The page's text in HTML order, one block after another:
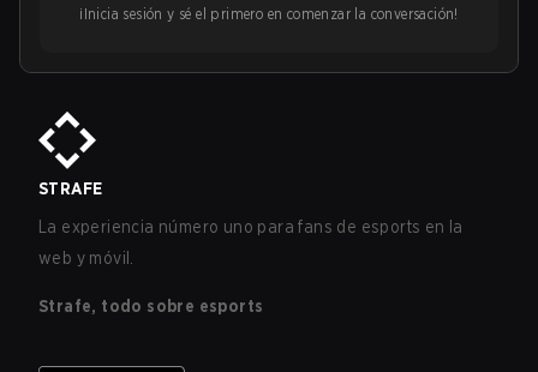
¡Inicia sesión y sé el primero en comenzar la conversación!
STRAFE
La experiencia número uno para fans de esports en la
web y móvil.
Strafe, todo sobre esports